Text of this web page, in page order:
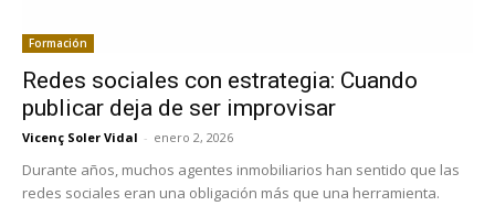
Formación
Redes sociales con estrategia: Cuando
publicar deja de ser improvisar
Vicenç Soler Vidal - enero 2, 2026
Durante años, muchos agentes inmobiliarios han sentido que las
redes sociales eran una obligación más que una herramienta.